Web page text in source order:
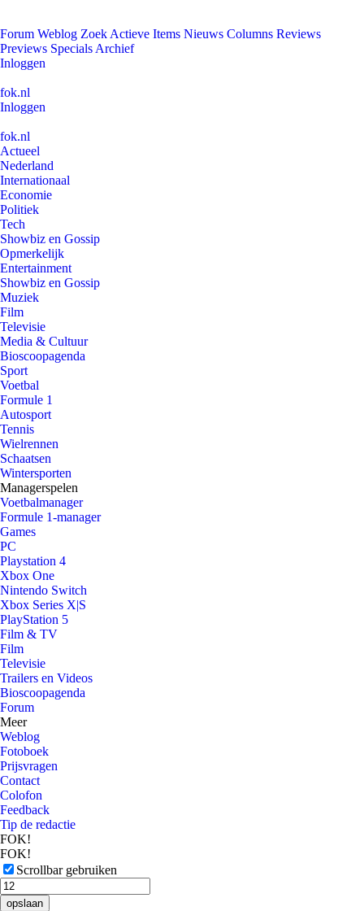
Forum Weblog Zoek Actieve Items Nieuws Columns Reviews
Previews Specials Archief
Inloggen
fok.nl
Inloggen
fok.nl
Actueel
Nederland
Internationaal
Economie
Politiek
Tech
Showbiz en Gossip
Opmerkelijk
Entertainment
Showbiz en Gossip
Muziek
Film
Televisie
Media & Cultuur
Bioscoopagenda
Sport
Voetbal
Formule 1
Autosport
Tennis
Wielrennen
Schaatsen
Wintersporten
Managerspelen
Voetbalmanager
Formule 1-manager
Games
PC
Playstation 4
Xbox One
Nintendo Switch
Xbox Series X|S
PlayStation 5
Film & TV
Film
Televisie
Trailers en Videos
Bioscoopagenda
Forum
Meer
Weblog
Fotoboek
Prijsvragen
Contact
Colofon
Feedback
Tip de redactie
FOK!
FOK!
Scrollbar gebruiken
opslaan